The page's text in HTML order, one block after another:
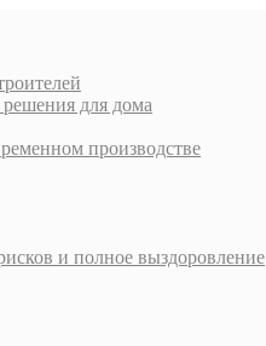
для дома
производстве
и полное выздоровление